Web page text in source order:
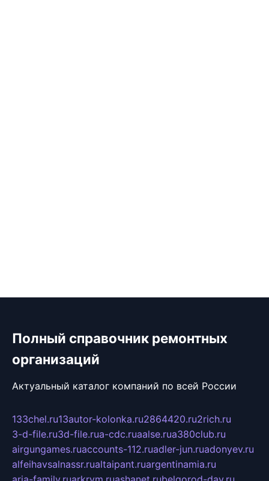
Полный справочник ремонтных
организаций
Актуальный каталог компаний по всей России
133chel.ru13autor-kolonka.ru2864420.ru2rich.ru
3-d-file.ru3d-file.rua-cdc.ruaalse.rua380club.ru
airgungames.ruaccounts-112.ruadler-jun.ruadonyev.ru
alfeihavsalnassr.rualtaipant.ruargentinamia.ru